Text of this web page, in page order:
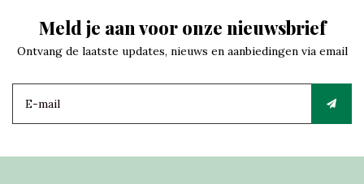
Meld je aan voor onze nieuwsbrief
Ontvang de laatste updates, nieuws en aanbiedingen via email